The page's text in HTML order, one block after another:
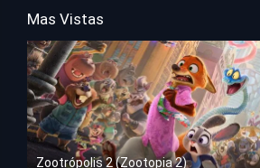
Mas Vistas
Zootrópolis 2 (Zootopia 2)